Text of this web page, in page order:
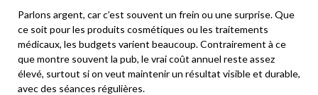
Parlons argent, car c’est souvent un frein ou une surprise. Que
ce soit pour les produits cosmétiques ou les traitements
médicaux, les budgets varient beaucoup. Contrairement à ce
que montre souvent la pub, le vrai coût annuel reste assez
élevé, surtout si on veut maintenir un résultat visible et durable,
avec des séances régulières.